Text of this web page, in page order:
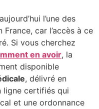
l’une des
car l’accès à ce
Si vous cherchez
en avoir, la
disponible
, délivré en
ligne certifiés qui
et une ordonnance